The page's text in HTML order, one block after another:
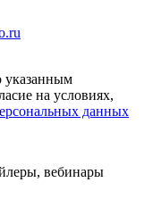
указанным
на условиях,
данных
вебинары